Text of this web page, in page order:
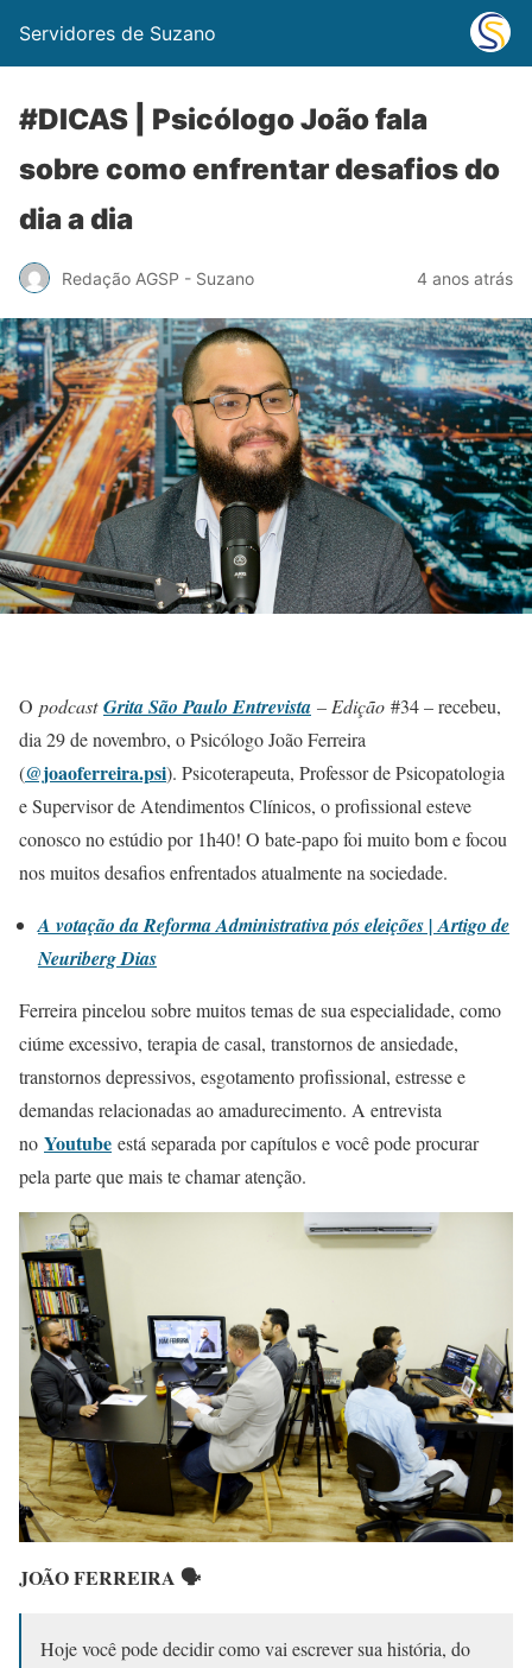
Servidores de Suzano
#DICAS | Psicólogo João fala
sobre como enfrentar desafios do
dia a dia
Redação AGSP - Suzano 4 anos atrás
O podcastGrita São Paulo Entrevista – Edição #34 – recebeu,
dia 29 de novembro, o Psicólogo João Ferreira
(@joaoferreira.psi). Psicoterapeuta, Professor de Psicopatologia
e Supervisor de Atendimentos Clínicos, o profissional esteve
conosco no estúdio por 1h40! O bate-papo foi muito bom e focou
nos muitos desafios enfrentados atualmente na sociedade.
A votação da Reforma Administrativa pós eleições | Artigo de
Neuriberg Dias
Ferreira pincelou sobre muitos temas de sua especialidade, como
ciúme excessivo, terapia de casal, transtornos de ansiedade,
transtornos depressivos, esgotamento profissional, estresse e
demandas relacionadas ao amadurecimento. A entrevista
no Youtube está separada por capítulos e você pode procurar
pela parte que mais te chamar atenção.
JOÃO FERREIRA 🗣️
Hoje você pode decidir como vai escrever sua história, do